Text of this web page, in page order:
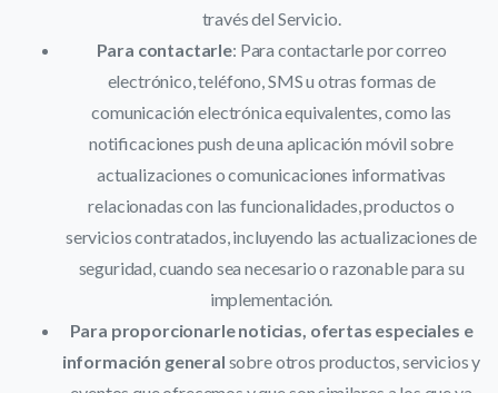
través del Servicio.
Para contactarle: Para contactarle por correo
electrónico, teléfono, SMS u otras formas de
comunicación electrónica equivalentes, como las
notificaciones push de una aplicación móvil sobre
actualizaciones o comunicaciones informativas
relacionadas con las funcionalidades, productos o
servicios contratados, incluyendo las actualizaciones de
seguridad, cuando sea necesario o razonable para su
implementación.
Para proporcionarle noticias, ofertas especiales e
información general sobre otros productos, servicios y